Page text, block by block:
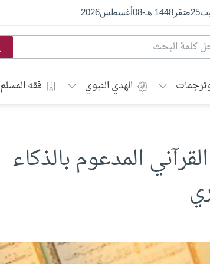
25صَفَر1448 هـ -
08أغسطس2026
الهدي النبوي فقه المسلم
المدعوم بالذكاء